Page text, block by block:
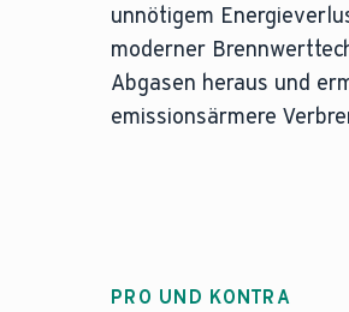
unnötigem
moderner
Abgasen heraus und
emissionsärmere
PRO UND KONTRA